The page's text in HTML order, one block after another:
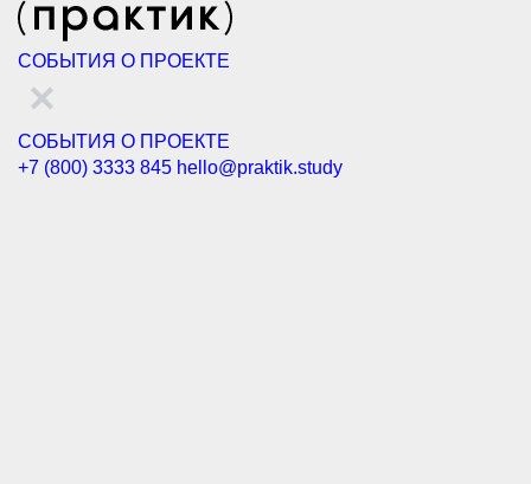
СОБЫТИЯ О ПРОЕКТЕ
СОБЫТИЯ О ПРОЕКТЕ
+7 (800) 3333 845 hello@praktik.study